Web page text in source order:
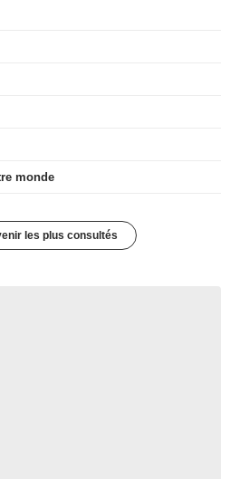
monde
les plus consultés